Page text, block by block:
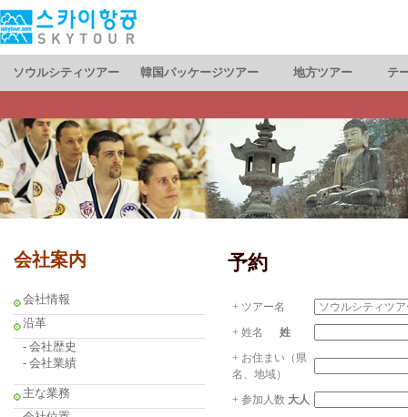
ソウルシティツアー 韓国パッケージツアー 地方ツアー テ
会社案内
会社情報
沿革
- 会社歴史
- 会社業績
主な業務
予約
+ ツアー名
+ 姓名 姓
+ お住まい（県
名、地域）
+ 参加人数 大人